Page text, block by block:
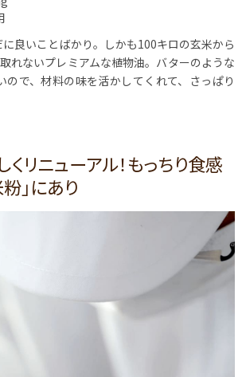
良いことばかり。しかも100キロの玄米から
れないプレミアムな植物油。バターのような
ので、材料の味を活かしてくれて、さっぱり
くリニューアル！もっちり食感
」にあり